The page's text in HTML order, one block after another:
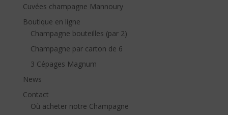
Cuvées champagne Mannoury
Boutique en ligne
Champagne bouteilles (par 2)
Champagne par carton de 6
3 Cépages Magnum
News
Contact
Où acheter notre Champagne